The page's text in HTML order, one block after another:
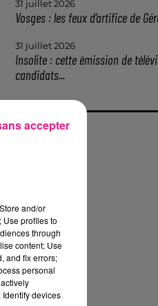
31 juillet 2026
Vosges : les feux d’artifice de
31 juillet 2026
Insolite : cette émission de
candidats...
and/or
profiles to
through
content; Use
and fix errors;
personal
devices
accepter